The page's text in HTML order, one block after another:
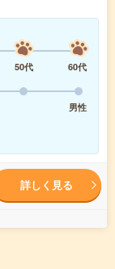
50代
60代
男性
詳しく見る